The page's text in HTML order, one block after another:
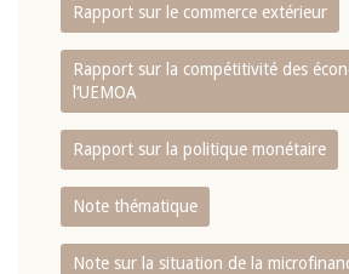
Rapport sur le commerce extérieur
Rapport sur la compétitivité des
l‘UEMOA
Rapport sur la politique monétaire
Note thématique
Note sur la situation de la